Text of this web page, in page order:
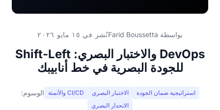
نُشر في ١٥ مايو ٢٠٢٦ بواسطة Farid Boussetta
DevOps والاختبار البصري: Shift-Left
للجودة البصرية في خط أنابيبك
الوسوم: CI/CD والأتمتة الاختبار البصري
استراتيجية ضمان الجودة
الانحدار البصري